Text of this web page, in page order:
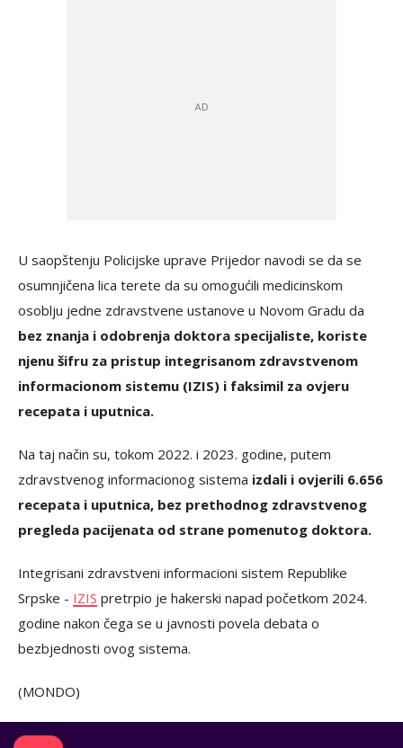
U saopštenju Policijske uprave Prijedor navodi se da se
osumnjičena lica terete da su omogućili medicinskom
osoblju jedne zdravstvene ustanove u Novom Gradu da
bez znanja i odobrenja doktora specijaliste, koriste
njenu šifru za pristup integrisanom zdravstvenom
informacionom sistemu (IZIS) i faksimil za ovjeru
recepata i uputnica.
Na taj način su, tokom 2022. i 2023. godine, putem
zdravstvenog informacionog sistema izdali i ovjerili 6.656
recepata i uputnica, bez prethodnog zdravstvenog
pregleda pacijenata od strane pomenutog doktora.
Integrisani zdravstveni informacioni sistem Republike
Srpske - IZIS pretrpio je hakerski napad početkom 2024.
godine nakon čega se u javnosti povela debata o
bezbjednosti ovog sistema.
(MONDO)